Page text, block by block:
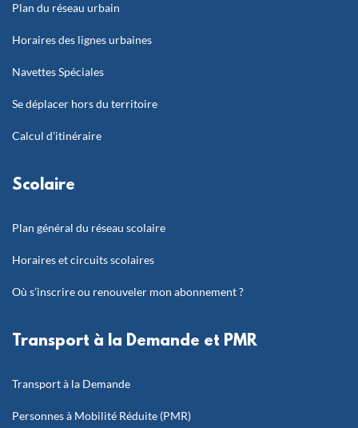
Plan du réseau urbain
Horaires des lignes urbaines
Navettes Spéciales
Se déplacer hors du territoire
Calcul d’itinéraire
Scolaire
Plan général du réseau scolaire
Horaires et circuits scolaires
Où s’inscrire ou renouveler mon abonnement ?
Transport à la Demande et PMR
Transport à la Demande
Personnes à Mobilité Réduite (PMR)